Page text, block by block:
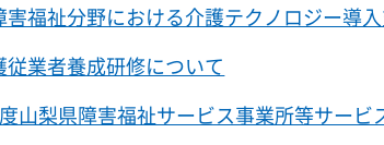
害福祉分野における介護テクノロジー導
従業者養成研修について
山梨県障害福祉サービス事業所等サービ